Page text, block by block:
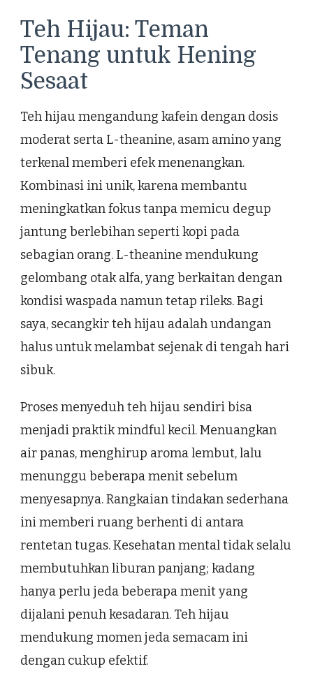
Teh Hijau: Teman
Tenang untuk Hening
Sesaat
Teh hijau mengandung kafein dengan dosis
moderat serta L-theanine, asam amino yang
terkenal memberi efek menenangkan.
Kombinasi ini unik, karena membantu
meningkatkan fokus tanpa memicu degup
jantung berlebihan seperti kopi pada
sebagian orang. L-theanine mendukung
gelombang otak alfa, yang berkaitan dengan
kondisi waspada namun tetap rileks. Bagi
saya, secangkir teh hijau adalah undangan
halus untuk melambat sejenak di tengah hari
sibuk.
Proses menyeduh teh hijau sendiri bisa
menjadi praktik mindful kecil. Menuangkan
air panas, menghirup aroma lembut, lalu
menunggu beberapa menit sebelum
menyesapnya. Rangkaian tindakan sederhana
ini memberi ruang berhenti di antara
rentetan tugas. Kesehatan mental tidak selalu
membutuhkan liburan panjang; kadang
hanya perlu jeda beberapa menit yang
dijalani penuh kesadaran. Teh hijau
mendukung momen jeda semacam ini
dengan cukup efektif.